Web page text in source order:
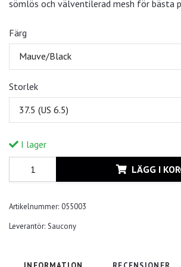
sömlös och välventilerad mesh för bästa p
Färg
Mauve/Black
Storlek
37.5 (US 6.5)
I lager
LÄGG I
Artikelnummer: 055003
Leverantör: Saucony